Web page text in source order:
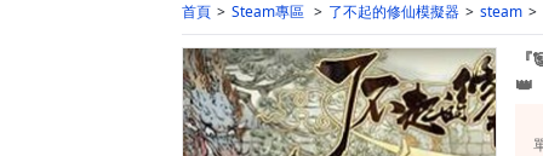
首頁 > Steam專區 > 了不起的修仙模擬器 > steam >
👑